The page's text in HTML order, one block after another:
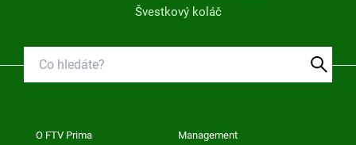
Švestkový koláč
O FTV Prima Management